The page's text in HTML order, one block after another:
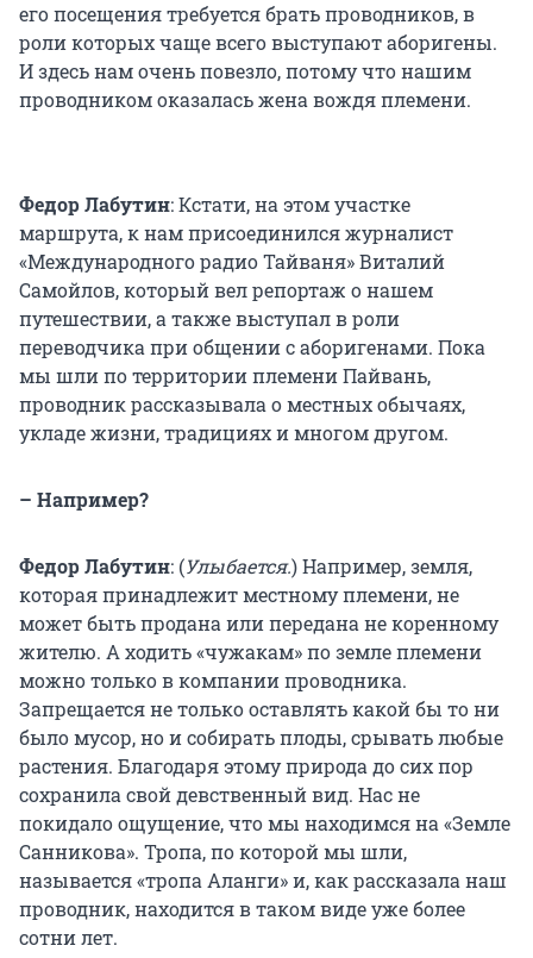
его посещения требуется брать проводников, в
роли которых чаще всего выступают аборигены.
И здесь нам очень повезло, потому что нашим
проводником оказалась жена вождя племени.
Федор Лабутин: Кстати, на этом участке
маршрута, к нам присоединился журналист
«Международного радио Тайваня» Виталий
Самойлов, который вел репортаж о нашем
путешествии, а также выступал в роли
переводчика при общении с аборигенами. Пока
мы шли по территории племени Пайвань,
проводник рассказывала о местных обычаях,
укладе жизни, традициях и многом другом.
– Например?
Федор Лабутин: (Улыбается.) Например, земля,
которая принадлежит местному племени, не
может быть продана или передана не коренному
жителю. А ходить «чужакам» по земле племени
можно только в компании проводника.
Запрещается не только оставлять какой бы то ни
было мусор, но и собирать плоды, срывать любые
растения. Благодаря этому природа до сих пор
сохранила свой девственный вид. Нас не
покидало ощущение, что мы находимся на «Земле
Санникова». Тропа, по которой мы шли,
называется «тропа Аланги» и, как рассказала наш
проводник, находится в таком виде уже более
сотни лет.